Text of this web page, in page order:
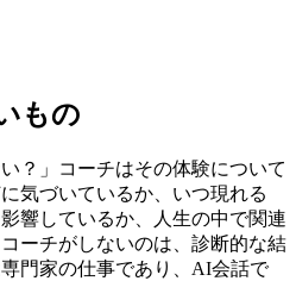
もの
？」コーチはその体験について
気づいているか、いつ現れる
響しているか、人生の中で関連
ーチがしないのは、診断的な結
門家の仕事であり、AI会話で